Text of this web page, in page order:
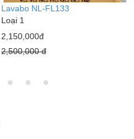
Lavabo thuyền NL-FL131
Loại 1
2,200,000đ
2,500,000 đ